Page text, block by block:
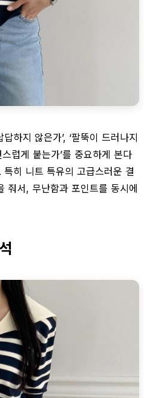
하지 않은가’, ‘팔뚝이 드러나지
럽게 붙는가’를 중요하게 본다
히 니트 특유의 고급스러운 결
줘서, 무난함과 포인트를 동시에